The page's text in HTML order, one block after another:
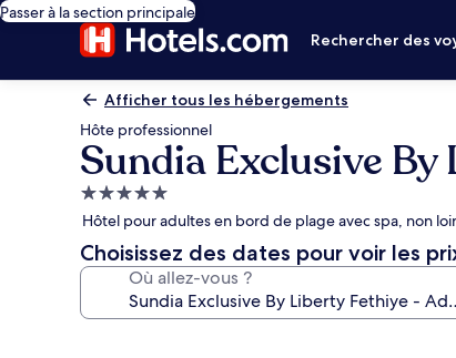
Passer à la section principale
Rechercher des
Afficher tous les hébergements
Hôte professionnel
Sundia Exclusive
Hébergement
5.0 étoiles
Hôtel pour adultes en bord de plage avec spa, non
Choisissez des dates pour voir les
Où allez-vous ?